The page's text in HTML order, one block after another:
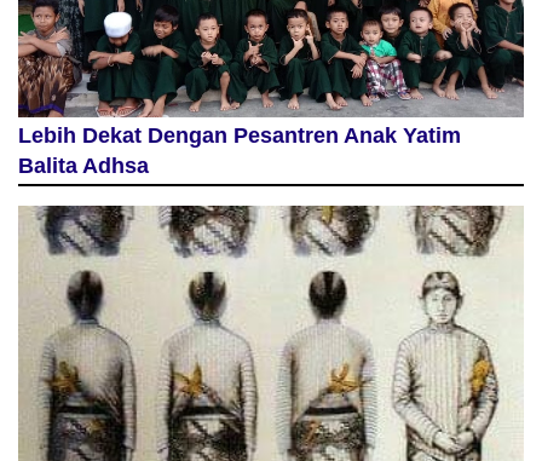
Lebih Dekat Dengan Pesantren Anak Yatim
Balita Adhsa